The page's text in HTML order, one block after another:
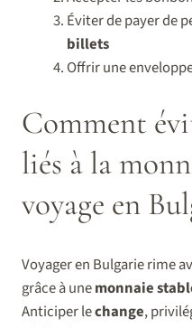
Éviter de payer de
billets
Offrir une
Comment
liés à la
voyage en
Voyager en Bulgarie rime
grâce à unemonnaie
Anticiper lechange,